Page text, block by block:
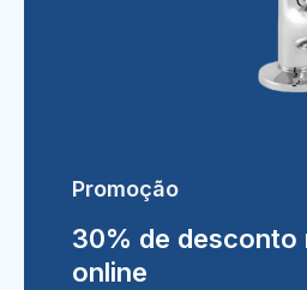
Promoção
30% de desconto
online